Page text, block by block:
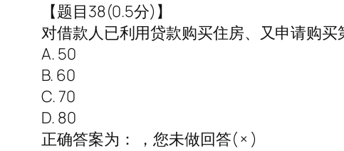
【题目38(0.5分)】
对借款人已利用贷款购买住房、又申请购买
A. 50
B. 60
C. 70
D. 80
正确答案为： ，您未做回答( × )